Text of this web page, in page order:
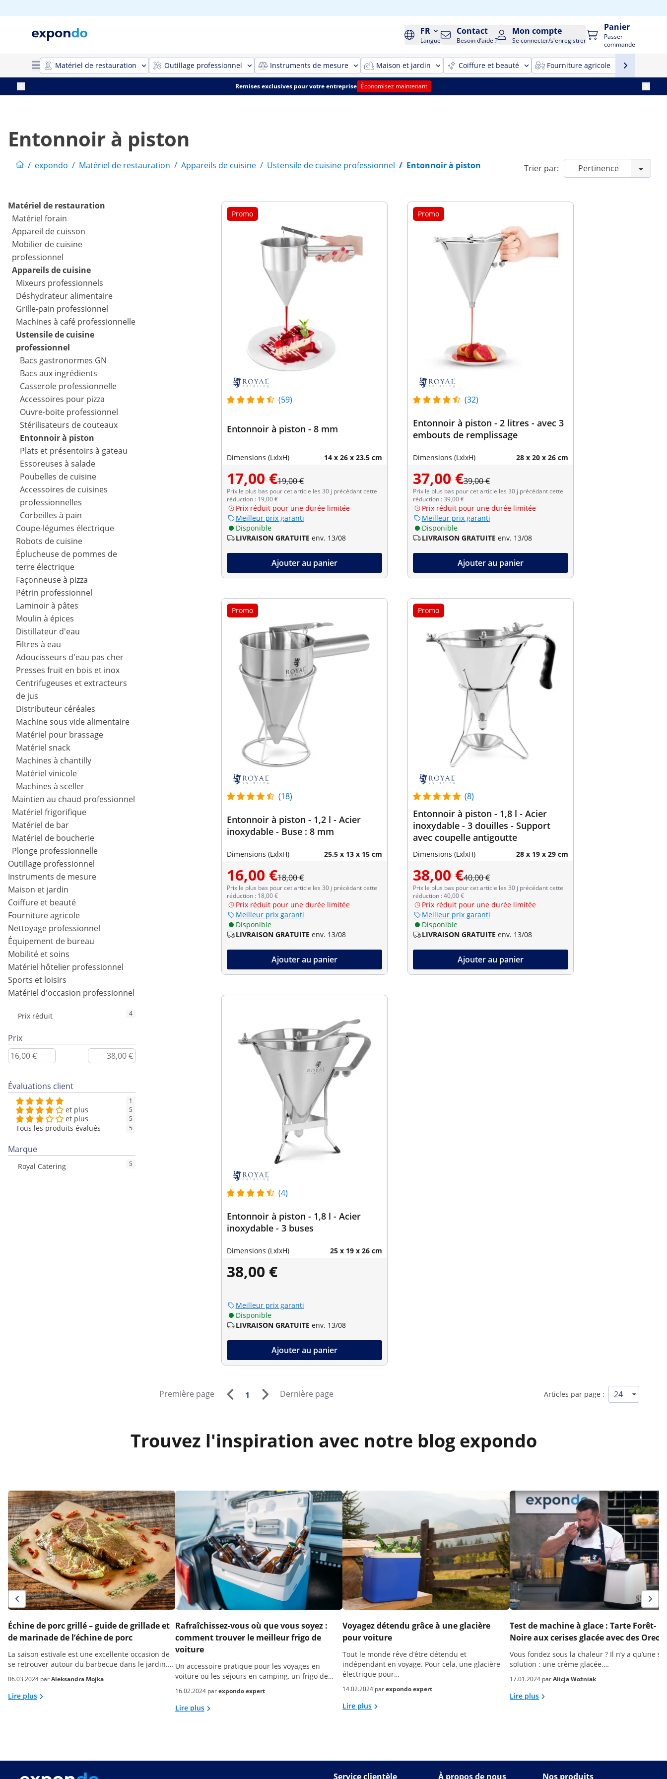
FR
Langue
Contact
Besoin d’aide ?
Mon compte
Se connecter/s'enregistrer
Panier
Passer
commande
Matériel de restauration Outillage professionnel Instruments de mesure Maison et jardin Coiffure et beauté Fourniture agricole
Remises exclusives pour votre entreprise Économisez maintenant
Entonnoir à piston
/ expondo / Matériel de restauration / Appareils de cuisine / Ustensile de cuisine professionnel / Entonnoir à piston Trier par:
Matériel de restauration
Matériel forain
Appareil de cuisson
Mobilier de cuisine
professionnel
Appareils de cuisine
Mixeurs professionnels
Déshydrateur alimentaire
Grille-pain professionnel
Machines à café professionnelle
Ustensile de cuisine
professionnel
Bacs gastronormes GN
Bacs aux ingrédients
Casserole professionnelle
Accessoires pour pizza
Ouvre-boite professionnel
Stérilisateurs de couteaux
Entonnoir à piston
Plats et présentoirs à gateau
Essoreuses à salade
Poubelles de cuisine
Accessoires de cuisines
professionnelles
Corbeilles à pain
Coupe-légumes électrique
Robots de cuisine
Éplucheuse de pommes de
terre électrique
Façonneuse à pizza
Pétrin professionnel
Laminoir à pâtes
Moulin à épices
Distillateur d'eau
Filtres à eau
Adoucisseurs d'eau pas cher
Presses fruit en bois et inox
Centrifugeuses et extracteurs
de jus
Distributeur céréales
Machine sous vide alimentaire
Matériel pour brassage
Matériel snack
Machines à chantilly
Matériel vinicole
Machines à sceller
Maintien au chaud professionnel
Matériel frigorifique
Matériel de bar
Matériel de boucherie
Plonge professionnelle
Outillage professionnel
Instruments de mesure
Maison et jardin
Coiffure et beauté
Fourniture agricole
Nettoyage professionnel
Équipement de bureau
Mobilité et soins
Matériel hôtelier professionnel
Sports et loisirs
Matériel d'occasion professionnel
Prix réduit 4
Prix
Évaluations client
1
et plus 5
et plus 5
Tous les produits évalués 5
Marque
Royal Catering 5
Promo
(59)
Entonnoir à piston - 8 mm
Dimensions (LxlxH) 14 x 26 x 23.5 cm
17,00 €19,00 €
Prix le plus bas pour cet article les 30 j précédant cette
réduction : 19,00 €
Prix réduit pour une durée limitée
Meilleur prix garanti
Disponible
LIVRAISON GRATUITE env. 13/08
Ajouter au panier
Promo
(32)
Entonnoir à piston - 2 litres - avec 3
embouts de remplissage
Dimensions (LxlxH) 28 x 20 x 26 cm
37,00 €39,00 €
Prix le plus bas pour cet article les 30 j précédant cette
réduction : 39,00 €
Prix réduit pour une durée limitée
Meilleur prix garanti
Disponible
LIVRAISON GRATUITE env. 13/08
Ajouter au panier
Promo
(18)
Entonnoir à piston - 1,2 l - Acier
inoxydable - Buse : 8 mm
Dimensions (LxlxH) 25.5 x 13 x 15 cm
16,00 €18,00 €
Prix le plus bas pour cet article les 30 j précédant cette
réduction : 18,00 €
Prix réduit pour une durée limitée
Meilleur prix garanti
Disponible
LIVRAISON GRATUITE env. 13/08
Ajouter au panier
Promo
(8)
Entonnoir à piston - 1,8 l - Acier
inoxydable - 3 douilles - Support
avec coupelle antigoutte
Dimensions (LxlxH) 28 x 19 x 29 cm
38,00 €40,00 €
Prix le plus bas pour cet article les 30 j précédant cette
réduction : 40,00 €
Prix réduit pour une durée limitée
Meilleur prix garanti
Disponible
LIVRAISON GRATUITE env. 13/08
Ajouter au panier
(4)
Entonnoir à piston - 1,8 l - Acier
inoxydable - 3 buses
Dimensions (LxlxH) 25 x 19 x 26 cm
38,00 €
Meilleur prix garanti
Disponible
LIVRAISON GRATUITE env. 13/08
Ajouter au panier
Première page 1 Dernière page Articles par page :
Trouvez l'inspiration avec notre blog expondo
Échine de porc grillé – guide de grillade et
de marinade de l’échine de porc
La saison estivale est une excellente occasion de
se retrouver autour du barbecue dans le jardin.…
06.03.2024 parAleksandra Mojka
Lire plus
Rafraîchissez-vous où que vous soyez :
comment trouver le meilleur frigo de
voiture
Un accessoire pratique pour les voyages en
voiture ou les séjours en camping, un frigo de…
16.02.2024 parexpondo expert
Lire plus
Voyagez détendu grâce à une glacière
pour voiture
Tout le monde rêve d’être détendu et
indépendant en voyage. Pour cela, une glacière
électrique pour…
14.02.2024 parexpondo expert
Lire plus
Test de machine à glace : Tarte Forêt-
Noire aux cerises glacée avec des
Vous fondez sous la chaleur ? Il n’y a qu’une
solution : une crème glacée.…
17.01.2024 parAlicja Woźniak
Lire plus
Service clientèle À propos de nous Nos produits